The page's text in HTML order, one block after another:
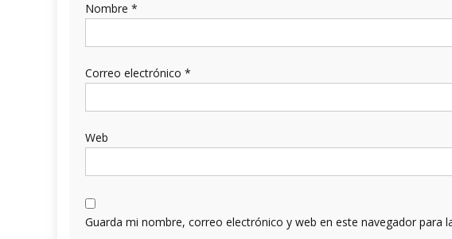
Nombre *
Correo electrónico *
Web
Guarda mi nombre, correo electrónico y web en este navegador para